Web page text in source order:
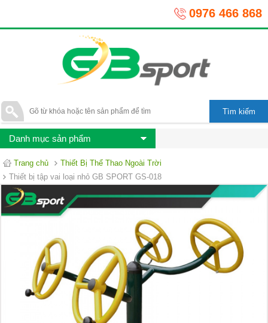
0976 466 868
Danh mục sản phẩm
Trang chủ
Thiết Bị Thể Thao Ngoài Trời
Thiết bị tập vai loại nhỏ GB SPORT GS-018